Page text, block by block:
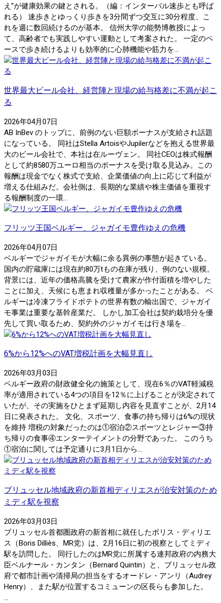
え”が健康効果の鍵とされる。（編：インターバル速歩とも呼ば
れる） 速歩きとゆっくり歩きを3分間ずつ交互に30分程度、こ
れを週に数回続けるのが基本。 信州大学の能勢博教授によっ
て、高齢者でも実践しやすい運動として考案された。 一定のペ
ースで歩き続けるよりも効率的に心肺機能や筋力を...
世界最大ビール会社、経営陣と現場の給与格差に不満が起こ
る
2026年04月07日
AB InBev のトップに、前例のない巨額ボーナスが支給され話題
になっている。 同社はStella ArtoisやJupilerなどを抱える世界最
大のビール会社で、本社は在ルーヴェン。 同社CEOは株式報酬
として約8580万ユーロ相当のボーナスを受け取る見込み。この
報酬は現金でなく株式で支給、企業価値の向上に応じて利益が
増える仕組みだ。会社側は、長期的な業績や株主価値を重視す
る報酬制度の一環...
フリッツ王国ベルギー、ジャガイモ豊作ゆえの危機
2026年04月07日
ベルギーでジャガイモが大幅に余る異例の事態が起きている。
国内の貯蔵庫には現在約80万tもの在庫が残り、例のない規模。
背景には、近年の価格高騰を受けて農家が作付面積を増やした
ことに加え、天候にも恵まれ収穫量が多かったことがある。 ベ
ルギーは冷凍フライドポテトの世界有数の輸出国で、ジャガイ
モ事業は重要な基幹産業だ。 しかし加工会社は契約栽培分を優
先して買い取るため、契約外のジャガイモは行き場を...
6%から12%へのVAT増税計画を大幅見直し
2026年03月03日
ベルギー政府の財政健全化の施策として、現在6％のVAT軽減税
率が適用されている4つの項目を12％に上げることが決定されて
いたが、その実施をひとまず延期し内容を見直すことが、2月14
日に発表された。 文化、スポーツ、食事の持ち帰りは6%の現状
を維持 増税の対象だったのは①宿泊②スポーツとレジャー③持
ち帰りの食事④エンターテイメントの分野であった。 このうち
①宿泊に関しては予定通りに3月1日から...
ブリュッセル地域政府の新首相ディリエスが治安対策のため
ミディ駅を視察
2026年03月03日
ブリュッセル首都圏政府の新首相に就任したボリス・ディリエ
ス（Boris Dilliès、MR党）は、2月16日に初の視察としてミディ
駅を訪問した。 同行したのはMR党に所属する連邦政府の内務大
臣ベルナール・カンタン（Bernard Quintin）と、ブリュッセル政
府で都市計画や清掃局の担当をするオードレ・アンリ（Audrey
Henry）、また駅が位置するコミューンの区長らも参加した。
...